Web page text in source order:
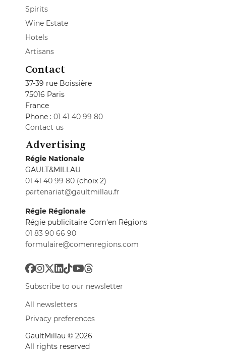
Spirits
Wine Estate
Hotels
Artisans
Contact
37-39 rue Boissière
75016 Paris
France
Phone : 01 41 40 99 80
Contact us
Advertising
Régie Nationale
GAULT&MILLAU
01 41 40 99 80 (choix 2)
partenariat@gaultmillau.fr
Régie Régionale
Régie publicitaire Com'en Régions
01 83 90 66 90
formulaire@comenregions.com
Subscribe to our newsletter
All newsletters
Privacy preferences
GaultMillau © 2026
All rights reserved